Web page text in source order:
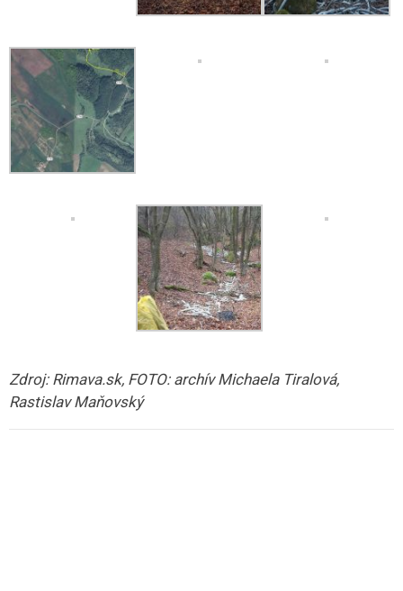
Zdroj: Rimava.sk, FOTO: archív Michaela Tiralová,
Rastislav Maňovský